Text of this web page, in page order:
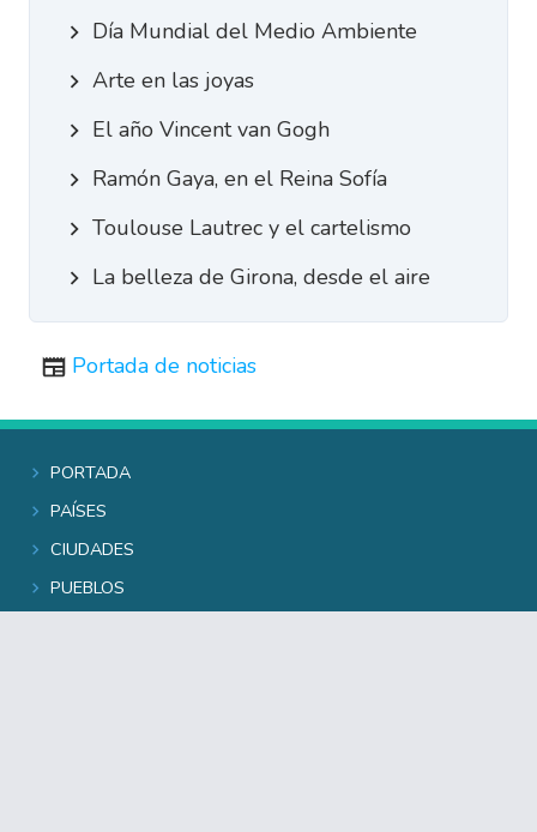
Día Mundial del Medio Ambiente
Arte en las joyas
El año Vincent van Gogh
Ramón Gaya, en el Reina Sofía
Toulouse Lautrec y el cartelismo
La belleza de Girona, desde el aire
Portada de noticias
Portada
Países
Ciudades
Pueblos